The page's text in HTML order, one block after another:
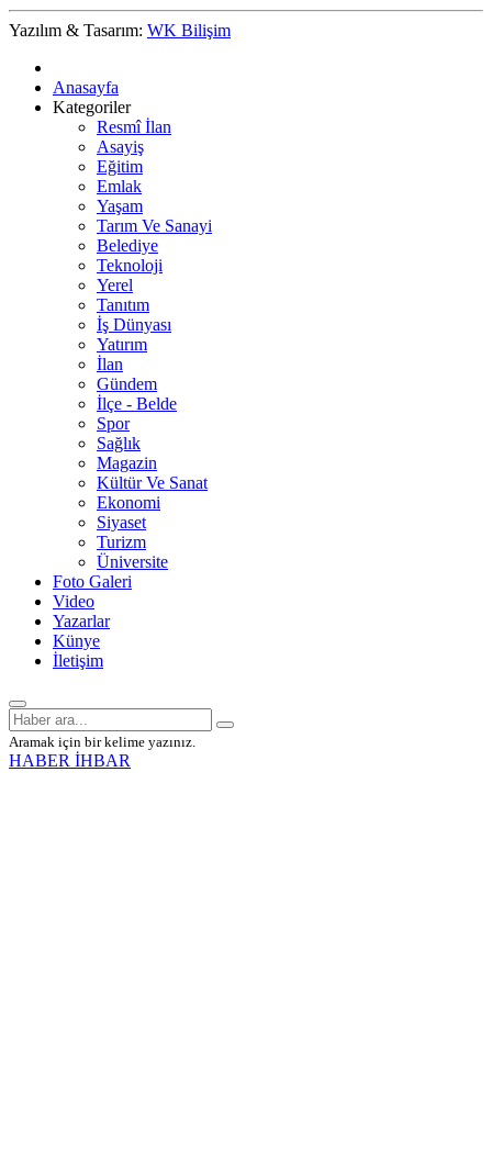
Yazılım & Tasarım: WK Bilişim
Anasayfa
Kategoriler
Resmî İlan
Asayiş
Eğitim
Emlak
Yaşam
Tarım Ve Sanayi
Belediye
Teknoloji
Yerel
Tanıtım
İş Dünyası
Yatırım
İlan
Gündem
İlçe - Belde
Spor
Sağlık
Magazin
Kültür Ve Sanat
Ekonomi
Siyaset
Turizm
Üniversite
Foto Galeri
Video
Yazarlar
Künye
İletişim
Aramak için bir kelime yazınız.
HABER İHBAR